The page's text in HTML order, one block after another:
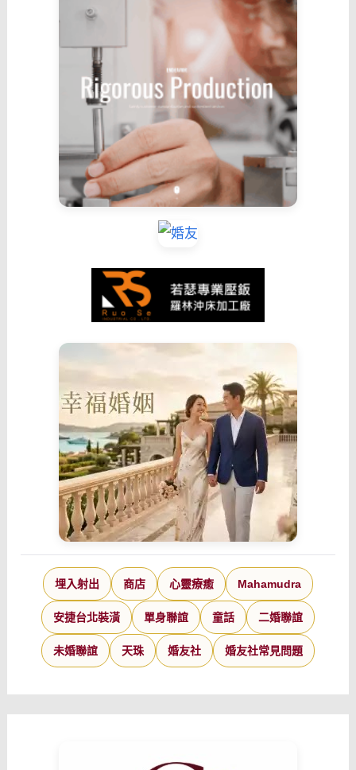
埋入射出 商店 心靈療癒 Mahamudra
安捷台北裝潢 單身聯誼 童話 二婚聯誼
未婚聯誼 天珠 婚友社 婚友社常見問題